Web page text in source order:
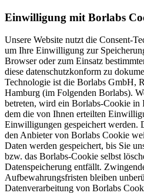
Einwilligung mit Borlabs
Unsere Website nutzt die Consent-
um Ihre Einwilligung zur
Browser oder zum Einsatz
diese datenschutzkonform zu
Technologie ist die Borlabs GmbH,
Hamburg (im Folgenden Borlabs).
betreten, wird ein Borlabs-Cookie in
dem die von Ihnen erteilten
Einwilligungen gespeichert werden.
den Anbieter von Borlabs Cookie
Daten werden gespeichert, bis Sie
bzw. das Borlabs-Cookie selbst
Datenspeicherung entfällt.
Aufbewahrungsfristen bleiben
Datenverarbeitung von Borlabs